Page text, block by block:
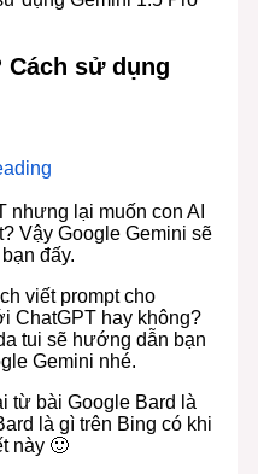
sử dụng
nhưng lại muốn con AI
Vậy Google Gemini sẽ
đấy.
viết prompt cho
ChatGPT hay không?
tui sẽ hướng dẫn bạn
Gemini nhé.
từ bài Google Bard là
là gì trên Bing có khi
này 🙂